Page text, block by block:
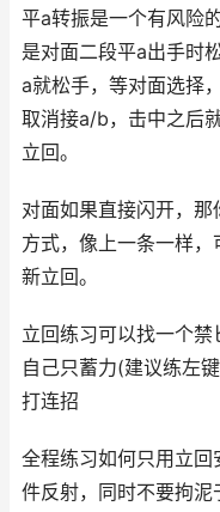
平a转振是一个有风险
是对面二段平a出手时
a就松手，等对面选择
取消接a/b，击中之后
立回。
对面如果直接闪开，
方式，像上一条一样
新立回。
立回练习可以找一个
自己只蓄力(建议练左
打连招
全程练习如何只用立
件反射，同时不要拘